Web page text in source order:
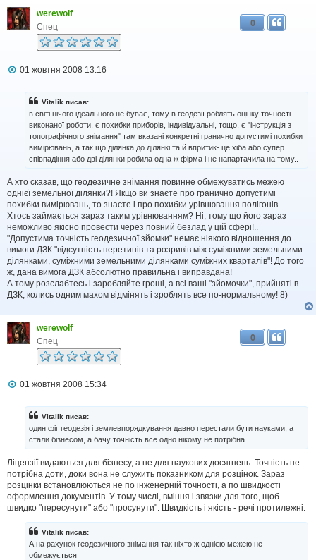
е
н
н
werewolf
Спец
0
П
я
01 жовтня 2008 13:16
Vitalik писав:
в світі нічого ідеального не буває, тому в геодезії роблять оцінку точності
виконаної роботи, є похибки приборів, індивідуальні, тощо, є "інструкція з
топографічного знімання" там вказані конкретні гранично допустимі похибки
вимірювань, а так що ділянка до ділянкі та й впритик- це хіба або супер
співпадіння або дві ділянки робила одна ж фірма і не напартачила на тому..
А хто сказав, що геодезичне знімання повинне обмежуватись межею
однієї земельної ділянки?! Якщо ви знаєте про гранично допустимі
похибки вимірювань, то знаєте і про похибки урівнювання полігонів...
Хтось займається зараз таким урівнюванням? Ні, тому що його зараз
неможливо якісно провести через повний безлад у цій сфері!..
"Допустима точність геодезичної зйомки" немає ніякого відношення до
вимоги ДЗК "відсутність перетинів та розривів між суміжними земельними
ділянками, суміжними земельними ділянками суміжних кварталів"! До того
ж, дана вимога ДЗК абсолютно правильна і виправдана!
А тому розслабтесь і заробляйте гроші, а всі ваші "зйомочки", прийняті в
ДЗК, колись одним махом відмінять і зроблять все по-нормальному! 8)
werewolf
Спец
0
П
е
н
н
я
01 жовтня 2008 15:34
Vitalik писав:
один фіг геодезія і землевпорядкування давно перестали бути науками, а
стали бізнесом, а бачу точність все одно нікому не потрібна
Ліцензії видаються для бізнесу, а не для наукових досягнень. Точність не
потрібна доти, доки вона не служить показником для розцінок. Зараз
розцінки встановлюються не по інженерній точності, а по швидкості
оформлення документів. У тому числі, вміння і звязки для того, щоб
швидко "пересунути" або "просунути". Швидкість і якість - речі протилежні.
Vitalik писав:
А на рахунок геодезичного знімання так ніхто ж однією межею не
обмежується